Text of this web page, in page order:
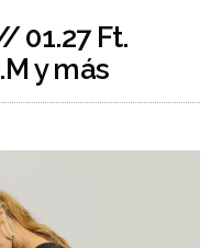
01.27 Ft.
y más